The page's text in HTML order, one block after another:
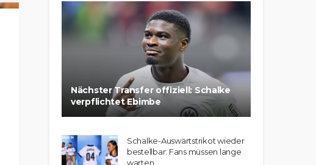
Nächster Transfer offiziell: Schalke
verpflichtet Ebimbe
Schalke-Auswärtstrikot wieder
bestellbar: Fans müssen lange
warten